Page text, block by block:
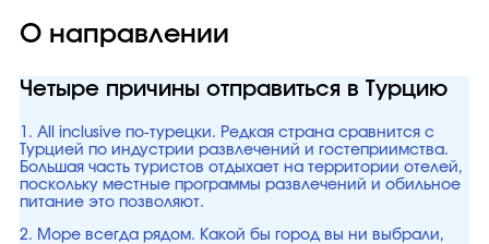
О направлении
Четыре причины отправиться в Турцию
1. All inclusive по-турецки. Редкая страна сравнится с
Турцией по индустрии развлечений и гостеприимства.
Большая часть туристов отдыхает на территории отелей,
поскольку местные программы развлечений и обильное
питание это позволяют.
2. Море всегда рядом. Какой бы город вы ни выбрали,